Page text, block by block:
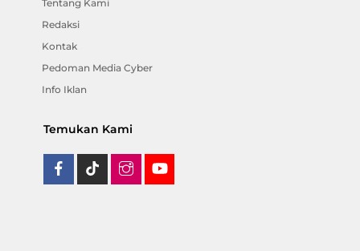
Tentang Kami
Redaksi
Kontak
Pedoman Media Cyber
Info Iklan
Temukan Kami